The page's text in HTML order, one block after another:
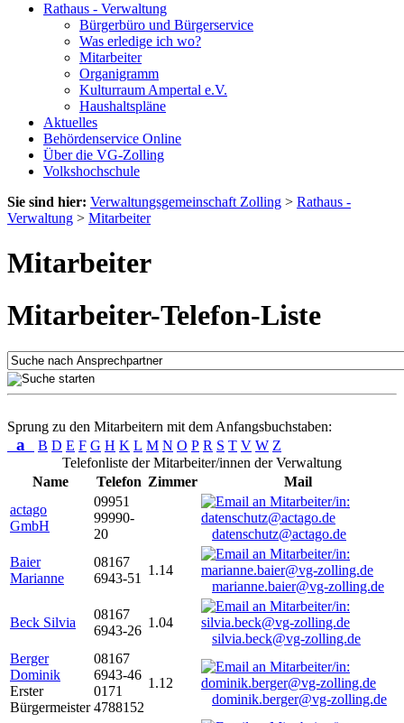
Rathaus - Verwaltung
Bürgerbüro und Bürgerservice
Was erledige ich wo?
Mitarbeiter
Organigramm
Kulturraum Ampertal e.V.
Haushaltspläne
Aktuelles
Behördenservice Online
Über die VG-Zolling
Volkshochschule
Sie sind hier: Verwaltungsgemeinschaft Zolling > Rathaus -
Verwaltung > Mitarbeiter
Mitarbeiter
Mitarbeiter-Telefon-Liste
Sprung zu den Mitarbeitern mit dem Anfangsbuchstaben:
a B D E F G H K L M N O P R S T V W Z
Telefonliste der Mitarbeiter/innen der Verwaltung
Name
Telefon Zimmer
Mail
actago
GmbH
09951
99990-
20
datenschutz@actago.de
Baier
Marianne
08167
6943-51
1.14
marianne.baier@vg-zolling.de
Beck Silvia
08167
6943-26
1.04
silvia.beck@vg-zolling.de
Berger
Dominik
Erster
Bürgermeister
08167
6943-46
0171
4788152
1.12
dominik.berger@vg-zolling.de